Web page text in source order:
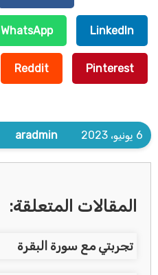
LinkedIn
WhatsApp
Pinterest
Reddit
6 يونيو، 2023 aradmin
المقالات المتعلقة:
تجربتي مع سورة البقرة